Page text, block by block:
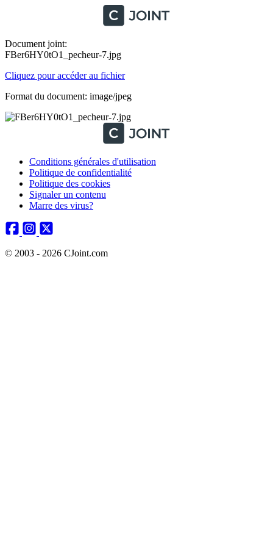
Document joint:
FBer6HY0tO1_pecheur-7.jpg
Cliquez pour accéder au fichier
Format du document: image/jpeg
Conditions générales d'utilisation
Politique de confidentialité
Politique des cookies
Signaler un contenu
Marre des virus?
© 2003 - 2026 CJoint.com